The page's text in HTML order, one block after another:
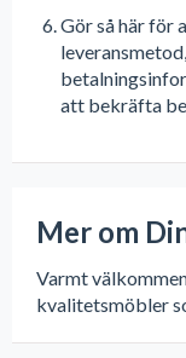
Gör så här för
att bekräfta
Mer om
Varmt
kvalitetsmöbler